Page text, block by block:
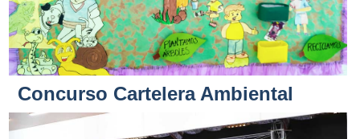
Concurso Cartelera Ambiental